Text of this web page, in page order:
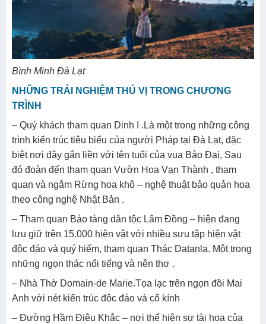
Bình Minh Đà Lạt
NHỮNG TRẢI NGHIỆM THÚ VỊ TRONG CHƯƠNG
TRÌNH
– Quý khách tham quan Dinh I .Là một trong những công
trình kiến trúc tiêu biểu của người Pháp tại Đà Lạt, đặc
biệt nơi đây gắn liền với tên tuổi của vua Bảo Đại, Sau
đó đoàn đến tham quan Vườn Hoa Vạn Thành , tham
quan và ngắm Rừng hoa khô – nghệ thuật bảo quản hoa
theo công nghệ Nhật Bản .
– Tham quan Bảo tàng dân tộc Lâm Đồng – hiện đang
lưu giữ trên 15.000 hiện vật với nhiều sưu tập hiện vật
độc đáo và quý hiếm, tham quan Thác Datanla. Một trong
những ngọn thác nổi tiếng và nên thơ .
– Nhà Thờ Domain-de Marie.Tọa lạc trên ngọn đồi Mai
Anh với nét kiến trúc đôc đáo và cổ kính
– Đường Hầm Điêu Khắc – nơi thể hiện sự tài hoa của